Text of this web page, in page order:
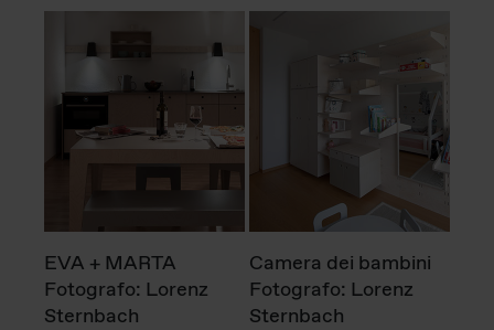
EVA + MARTA
Fotografo: Lorenz
Sternbach
Camera dei bambini
Fotografo: Lorenz
Sternbach